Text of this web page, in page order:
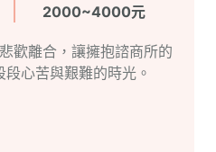
2000~4000元
歡離合，讓擁抱諮商所的
心苦與艱難的時光。